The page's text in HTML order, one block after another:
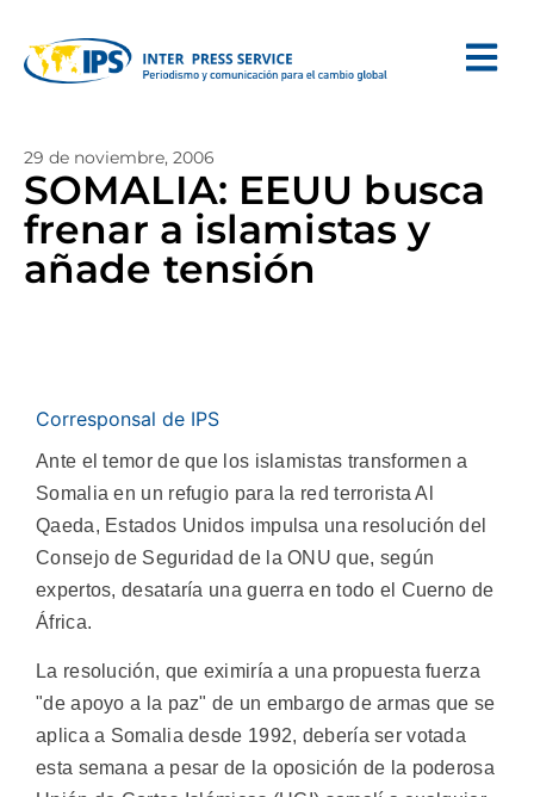
29 de noviembre, 2006
SOMALIA: EEUU busca
frenar a islamistas y
añade tensión
Corresponsal de IPS
Ante el temor de que los islamistas transformen a
Somalia en un refugio para la red terrorista Al
Qaeda, Estados Unidos impulsa una resolución del
Consejo de Seguridad de la ONU que, según
expertos, desataría una guerra en todo el Cuerno de
África.
La resolución, que eximiría a una propuesta fuerza
"de apoyo a la paz" de un embargo de armas que se
aplica a Somalia desde 1992, debería ser votada
esta semana a pesar de la oposición de la poderosa